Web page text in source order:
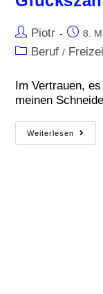
Piotr 8.
Beruf /
Im Vertrauen,
meinen
Weiterlesen